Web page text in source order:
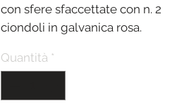
con sfere sfaccettate con n. 2
ciondoli in galvanica rosa.
Lunghezza 17 cm + 3 cm di
Spedizione in 24/48 ore dalla
Quantità *